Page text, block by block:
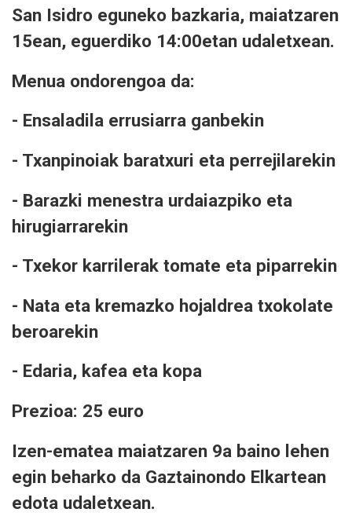
San Isidro eguneko bazkaria, maiatzaren
15ean, eguerdiko 14:00etan udaletxean.
Menua ondorengoa da:
- Ensaladila errusiarra ganbekin
- Txanpinoiak baratxuri eta perrejilarekin
- Barazki menestra urdaiazpiko eta
hirugiarrarekin
- Txekor karrilerak tomate eta piparrekin
- Nata eta kremazko hojaldrea txokolate
beroarekin
- Edaria, kafea eta kopa
Prezioa: 25 euro
Izen-ematea maiatzaren 9a baino lehen
egin beharko da Gaztainondo Elkartean
edota udaletxean.